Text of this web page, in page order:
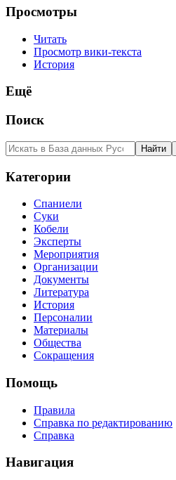
Просмотры
Читать
Просмотр вики-текста
История
Ещё
Поиск
Категории
Спаниели
Суки
Кобели
Эксперты
Мероприятия
Организации
Документы
Литература
История
Персоналии
Материалы
Общества
Сокращения
Помощь
Правила
Справка по редактированию
Справка
Навигация